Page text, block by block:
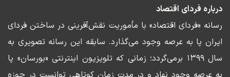
درباره فردای اقتصاد
رسانه «فردای اقتصاد» با مأموریت نقش‌آفرینی در ساختن فردای
ایران پا به عرصه وجود می‌گذارد. سابقه این رسانه تصویری به
سال ۱۳۹۹ برمی‌گردد؛ زمانی که تلویزیون اینترنتی «بورسان» پا